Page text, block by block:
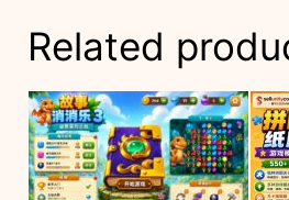
Related